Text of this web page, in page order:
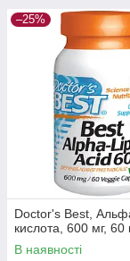
–25%
Doctor's Best,
кислота, 600 мг, 60
В наявності